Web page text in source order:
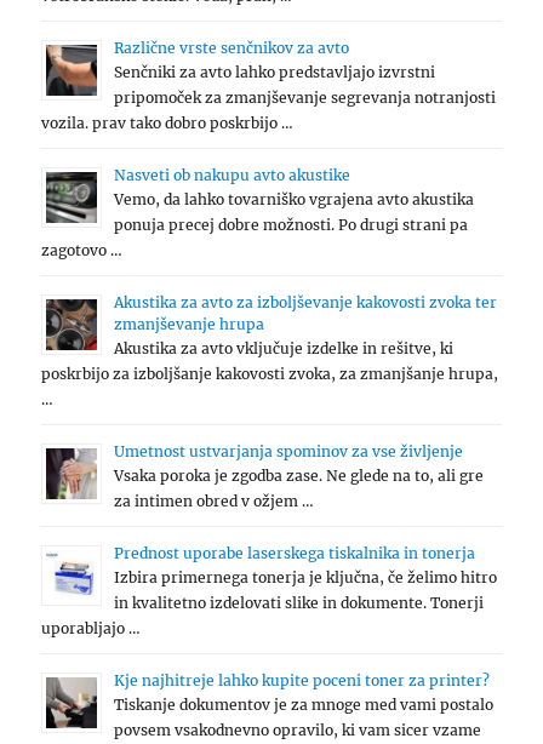
Različne vrste senčnikov za avto
Senčniki za avto lahko predstavljajo izvrstni
pripomoček za zmanjševanje segrevanja notranjosti
vozila. prav tako dobro poskrbijo …
Nasveti ob nakupu avto akustike
Vemo, da lahko tovarniško vgrajena avto akustika
ponuja precej dobre možnosti. Po drugi strani pa
zagotovo …
Akustika za avto za izboljševanje kakovosti zvoka ter
zmanjševanje hrupa
Akustika za avto vključuje izdelke in rešitve, ki
poskrbijo za izboljšanje kakovosti zvoka, za zmanjšanje hrupa,
…
Umetnost ustvarjanja spominov za vse življenje
Vsaka poroka je zgodba zase. Ne glede na to, ali gre
za intimen obred v ožjem …
Prednost uporabe laserskega tiskalnika in tonerja
Izbira primernega tonerja je ključna, če želimo hitro
in kvalitetno izdelovati slike in dokumente. Tonerji
uporabljajo …
Kje najhitreje lahko kupite poceni toner za printer?
Tiskanje dokumentov je za mnoge med vami postalo
povsem vsakodnevno opravilo, ki vam sicer vzame